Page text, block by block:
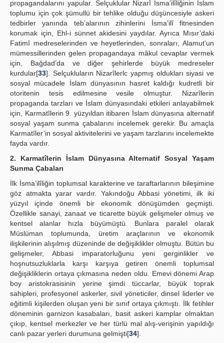
propagandalarını yapular. Selçuklular Nizarî İsma’ilîliğinin İslam
toplumu için çok şümullü bir tehlike olduğu düşüncesiyle askeri
tedbirler yanında teb’alarının zihinlerini İsma’ilî fitnesinden
korumak için, Ehl-i sünnet akidesini yaydılar. Ayrıca Mısır’daki
Fatimî medreselerinden ve heyetlerinden, sonraları, Alamut’un
mümessillerinden gelen propagandaya mâkul cevaplar vermek
için, Bağdad’da ve diğer şehirlerde büyük medreseler
kurdular[33]. Selçukluların Nizarîlerlc yapmış oldukları siyasi ve
sosyal mücadele İslam dünyasının hasret kaldığı kudretli bir
otoritenin tesis edilmesine vesile olmuştur. Nizarîlerin
propaganda tarzları ve İslam dünyasındaki etkileri anlayabilmek
için, Karmatîlerin 9. yüzyıldan itibaren İslam dünyasına alternatif
sosyal yaşam sunma çabalarını incelemek gerekir. Bu amaçla
Karmatîler’in sosyal aktivitelerini ve yaşam tarzlarını incelemekte
fayda vardır.
2. Karmatîlerin İslam Dünyasına Alternatif Sosyal Yaşam
Sunma Çabaları
İlk İsma’ilîliğin toplumsal karakterine ve taraftarlarının bileşimine
göz atmakta yarar vardır. Yakındoğu Abbasi yönetimi, ilk iki
yüzyıl içinde önemli bir ekonomik dönüşümden geçmişti.
Özellikle sanayi, zanaat ve ticarette büyük gelişmeler olmuş ve
kentsel alanlar hızla büyümüştü. Bunlara paralel olarak
Müslüman toplumunda, üretim araçlarının ve ekonomik
ilişkilerinin alışılmış düzeninde de değişiklikler olmuştu. Bütün bu
gelişmeler, Abbasi imparatorluğunu yeni gerginlikler ve
hoşnutsuzluklarla karşı karşıya getiren önemli toplumsal
değişikliklerin ortaya çıkmasına neden oldu. Emevi dönemi Arap
boy aristokrasisinin yerine şimdi tüccarlar, büyük toprak
sahipleri, profesyonel askerler, sivil yöneticiler, dinsel liderler ve
eğitimli kişilerden oluşan yeni bir sınıf ortaya çıkmıştı. İlk fetihler
döneminin garnizon kasabaları, basit askeri kamplar olmaktan
çıkıp, kentsel merkezler ve her türlü mal alış-verişinin yapıldığı
canlı pazar yerleri durumuna gelmişti[34].